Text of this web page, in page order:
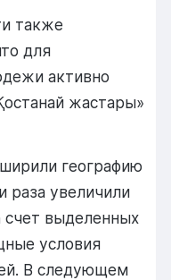
также
для
активно
жастары»
географию
раза увеличили
счет выделенных
условия
В следующем